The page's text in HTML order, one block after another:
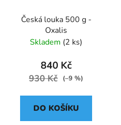
Česká louka 500 g -
Oxalis
Skladem (2 ks)
840 Kč
930 Kč (–9 %)
DO KOŠÍKU